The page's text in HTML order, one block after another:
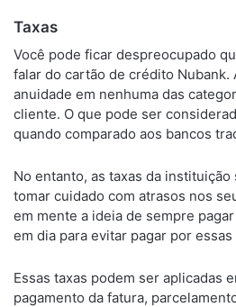
Taxas
Você pode ficar despreocupado
falar do cartão de crédito Nubank.
anuidade em nenhuma das
cliente. O que pode ser
quando comparado aos bancos
No entanto, as taxas da
tomar cuidado com atrasos nos
em mente a ideia de sempre
em dia para evitar pagar por essas
Essas taxas podem ser aplicadas
pagamento da fatura,